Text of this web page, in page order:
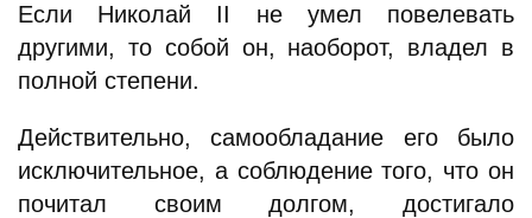
Если Николай II не умел повелевать
другими, то собой он, наоборот, владел в
полной степени.
Действительно, самообладание его было
исключительное, а соблюдение того, что он
почитал своим долгом, достигало